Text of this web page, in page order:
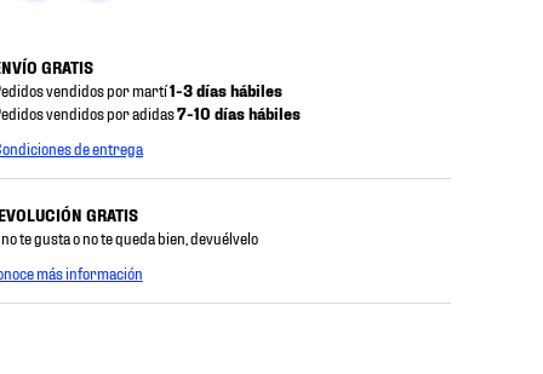
GRATIS
vendidos por martí1-3 días hábiles
vendidos por adidas7-10 días hábiles
de entrega
GRATIS
te gusta o no te queda bien, devuélvelo
más información